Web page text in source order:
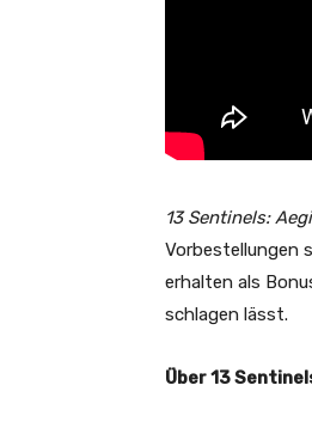
13 Sentinels:
Vorbestellungen
erhalten als
schlagen lässt.
Über 13